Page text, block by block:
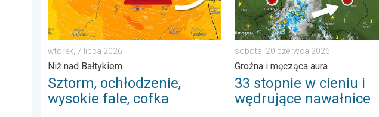
wtorek, 7 lipca 2026
Niż nad Bałtykiem
Sztorm, ochłodzenie,
wysokie fale, cofka
sobota, 20 czerwca 2026
Groźna i męcząca aura
33 stopnie w cieniu i
wędrujące nawałnice